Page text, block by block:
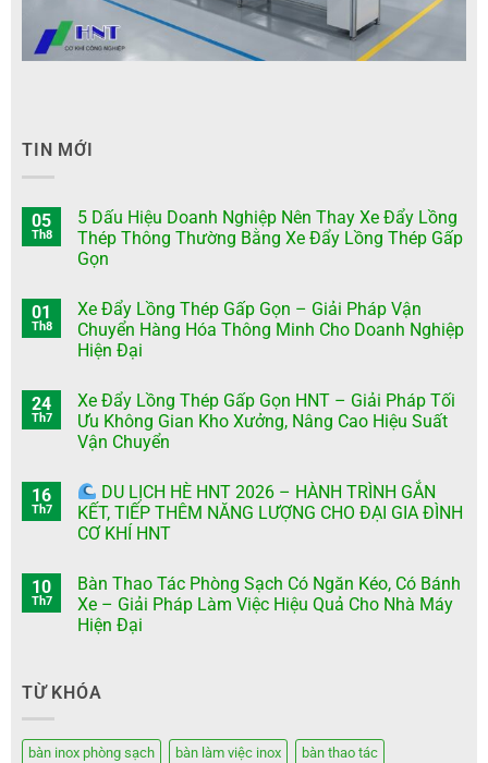
TIN MỚI
05
Th8
5 Dấu Hiệu Doanh Nghiệp Nên Thay Xe Đẩy Lồng
Thép Thông Thường Bằng Xe Đẩy Lồng Thép Gấp
Gọn
01
Th8
Xe Đẩy Lồng Thép Gấp Gọn – Giải Pháp Vận
Chuyển Hàng Hóa Thông Minh Cho Doanh Nghiệp
Hiện Đại
24
Th7
Xe Đẩy Lồng Thép Gấp Gọn HNT – Giải Pháp Tối
Ưu Không Gian Kho Xưởng, Nâng Cao Hiệu Suất
Vận Chuyển
16
Th7
DU LỊCH HÈ HNT 2026 – HÀNH TRÌNH GẮN
KẾT, TIẾP THÊM NĂNG LƯỢNG CHO ĐẠI GIA ĐÌNH
CƠ KHÍ HNT
10
Th7
Bàn Thao Tác Phòng Sạch Có Ngăn Kéo, Có Bánh
Xe – Giải Pháp Làm Việc Hiệu Quả Cho Nhà Máy
Hiện Đại
TỪ KHÓA
bàn inox phòng sạch bàn làm việc inox bàn thao tác